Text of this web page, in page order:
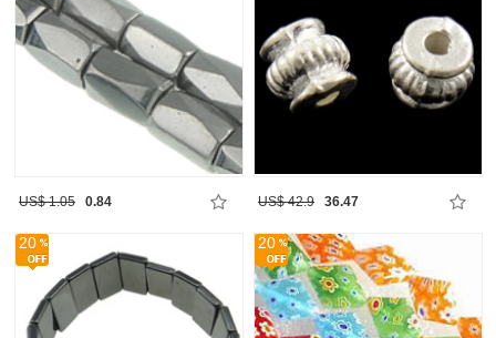
US$ 1.05 0.84 US$ 42.9 36.47
20 20